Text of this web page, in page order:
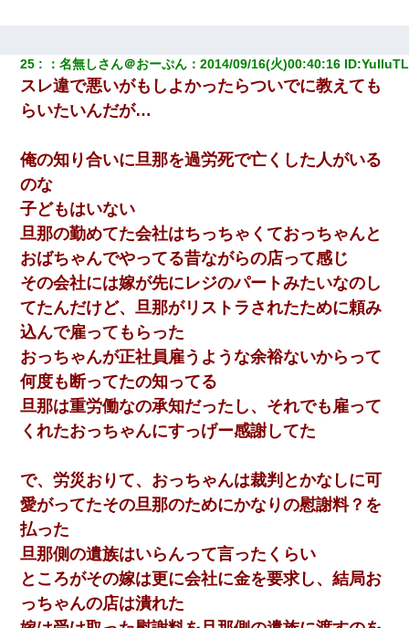
25 ：名無しさん＠おーぷん ：2014/09/16(火)00:40:16 ID:
スレ違で悪いがもしよかったらついでに教えても
らいたいんだが…
俺の知り合いに旦那を過労死で亡くした人がいる
のな
子どもはいない
旦那の勤めてた会社はちっちゃくておっちゃんと
おばちゃんでやってる昔ながらの店って感じ
その会社には嫁が先にレジのパートみたいなのし
てたんだけど、旦那がリストラされたために頼み
込んで雇ってもらった
おっちゃんが正社員雇うような余裕ないからって
何度も断ってたの知ってる
旦那は重労働なの承知だったし、それでも雇って
くれたおっちゃんにすっげー感謝してた
で、労災おりて、おっちゃんは裁判とかなしに可
愛がってたその旦那のためにかなりの慰謝料？を
払った
旦那側の遺族はいらんって言ったくらい
ところがその嫁は更に会社に金を要求し、結局お
っちゃんの店は潰れた